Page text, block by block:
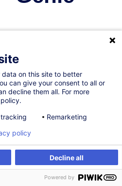
individuelles pour ce bloc
- Recommandations
: Contrôle technique des
on this site to better
can give your consent to all or
decline them all. For more
Remarketing
Decline all
policy
Powered by